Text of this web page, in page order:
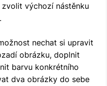
zvolit výchozí nástěnku
nechat si upravit
obrázku, doplnit
barvu konkrétního
dva obrázky do sebe